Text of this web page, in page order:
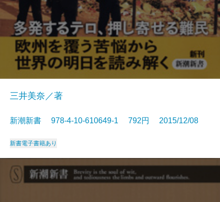
三井美奈／著
新潮新書 978-4-10-610649-1 792円 2015/12/08
新書電子書籍あり